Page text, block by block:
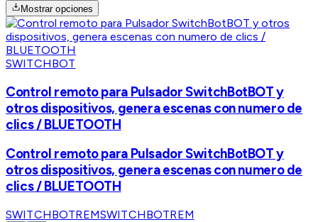
Mostrar opciones
SWITCHBOT
Control remoto para Pulsador SwitchBotBOT y
otros dispositivos, genera escenas con numero de
clics / BLUETOOTH
Control remoto para Pulsador SwitchBotBOT y
otros dispositivos, genera escenas con numero de
clics / BLUETOOTH
SWITCHBOTREMSWITCHBOTREM